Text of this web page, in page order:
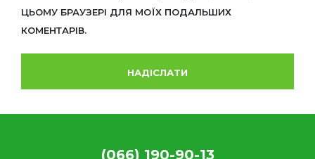
ЦЬОМУ БРАУЗЕРІ ДЛЯ МОЇХ ПОДАЛЬШИХ
КОМЕНТАРІВ.
(066) 190-90-13